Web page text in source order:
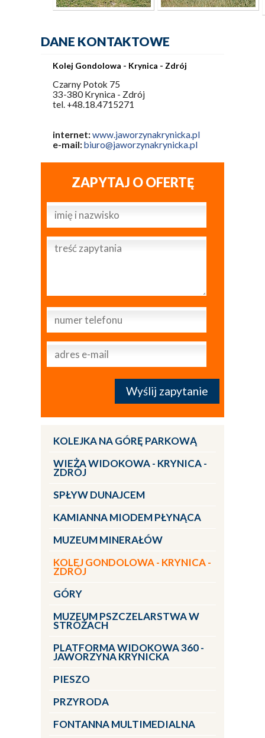
DANE KONTAKTOWE
Kolej Gondolowa - Krynica - Zdrój
Czarny Potok 75
33-380 Krynica - Zdrój
tel. +48.18.4715271
internet:www.jaworzynakrynicka.pl
e-mail:biuro@jaworzynakrynicka.pl
ZAPYTAJ O OFERTĘ
KOLEJKA NA GÓRĘ PARKOWĄ
WIEŻA WIDOKOWA - KRYNICA -
ZDRÓJ
SPŁYW DUNAJCEM
KAMIANNA MIODEM PŁYNĄCA
MUZEUM MINERAŁÓW
KOLEJ GONDOLOWA - KRYNICA -
ZDRÓJ
GÓRY
MUZEUM PSZCZELARSTWA W
STRÓŻACH
PLATFORMA WIDOKOWA 360 -
JAWORZYNA KRYNICKA
PIESZO
PRZYRODA
FONTANNA MULTIMEDIALNA